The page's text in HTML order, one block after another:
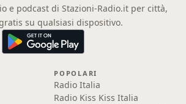
e podcast di Stazioni-Radio.it per città,
su qualsiasi dispositivo.
POPOLARI
Radio Italia
Radio Kiss Kiss Italia